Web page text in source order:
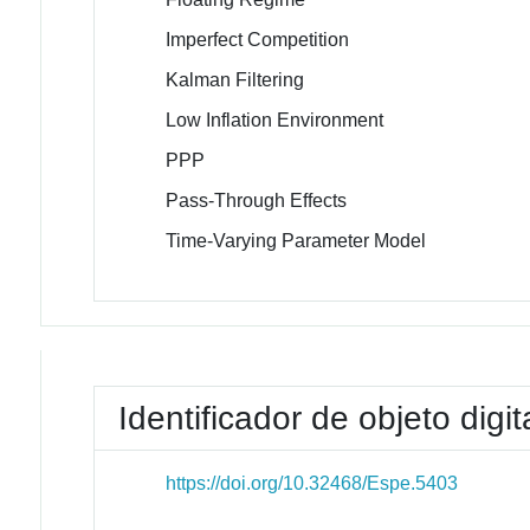
Imperfect Competition
Kalman Filtering
Low Inflation Environment
PPP
Pass-Through Effects
Time-Varying Parameter Model
Identificador de objeto
https://doi.org/10.32468/Espe.5403